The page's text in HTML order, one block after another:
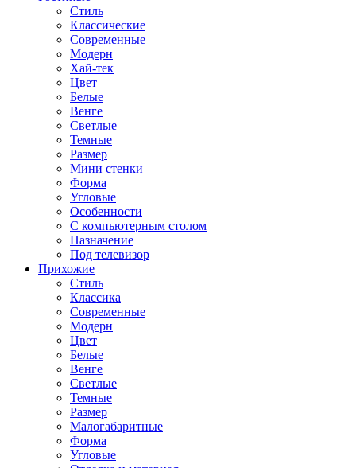
Стиль
Классические
Современные
Модерн
Хай-тек
Цвет
Белые
Венге
Светлые
Темные
Размер
Мини стенки
Форма
Угловые
Особенности
С компьютерным столом
Назначение
Под телевизор
Прихожие
Стиль
Классика
Современные
Модерн
Цвет
Белые
Венге
Светлые
Темные
Размер
Малогабаритные
Форма
Угловые